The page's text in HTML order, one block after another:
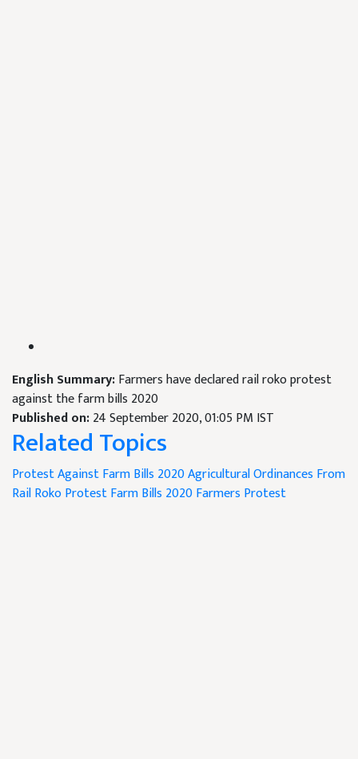
English Summary:Farmers have declared rail roko protest
against the farm bills 2020
Published on:24 September 2020, 01:05 PM IST
Related Topics
Protest Against Farm Bills 2020Agricultural Ordinances From
Rail Roko ProtestFarm Bills 2020Farmers Protest